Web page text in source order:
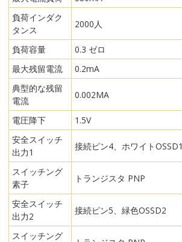
負荷インダク
タンス
2000人
負荷容量
0.3 ゼロ
最大残留電流
0.2mA
典型的な残留
電流
0.002MA
電圧降下
1.5V
安全スイッチ
出力1
接続ピン4、ホワイトOSSD1
スイッチング
素子
トランジスタ PNP
安全スイッチ
出力2
接続ピン5、緑色OSSD2
スイッチング